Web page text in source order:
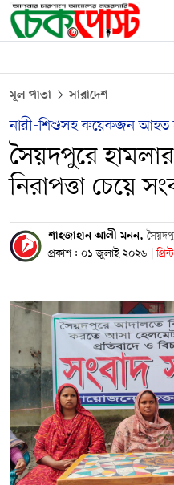
মূল পাতা সারাদেশ
নারী-শিশুসহ কয়েকজন আহত
সৈয়দপুরে
নিরাপত্তা চেয়ে
শাহজাহান আলী মনন,
প্রকাশ : ০১ জুলাই ২০২৬ |